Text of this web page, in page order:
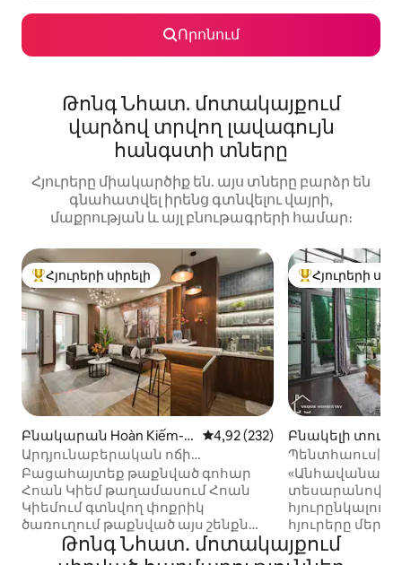
Որոնում
Թոնգ Նհատ. մոտակայքում
վարձով տրվող լավագույն
հանգստի տները
Հյուրերը միակարծիք են. այս տները բարձր են
գնահատվել իրենց գտնվելու վայրի,
մաքրության և այլ բնութագրերի համար։
Հյուրերի սիրելի լավագույն տները
Հյուրերի սիրելի
Բնակարան Hoàn Kiếm-ո
ւմ
Միջին վարկանիշը՝ 5-ից
4,92 (232)
Արդյունաբերական ոճի
բնակարան|Հին թաղամաս|
Վերելակ|ԲավականինIKit 5
Բացահայտեք թաքնված գոհար
Հոան Կիեմ թաղամասում Հոան
Կիեմում գտնվող փոքրիկ
ծառուղում թաքնված այս շենքն
առաջարկում է իսկական
Հանոյում մնալու տեղ ՝ քաղաքի
Հյուրերի
Հյուրերի
Բնակելի տուն
-ում
«Անհավանական
տեսարանով և
հյուրերը մեր
մասին. - 80 քառակուսի մետր լոֆթ
(տանիքի վրա,
Թոնգ Նհատ․ մոտակայքում